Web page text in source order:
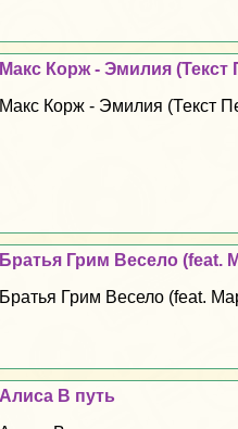
Макс Корж - Эмилия (Текст
Макс Корж - Эмилия (Текст
Братья Грим Весело (feat.
Братья Грим Весело (feat.
Алиса В путь